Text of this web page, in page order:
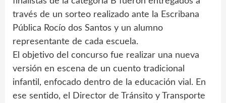
través de un sorteo realizado ante la Escribana
Pública Rocío dos Santos y un alumno
representante de cada escuela.
El objetivo del concurso fue realizar una nueva
versión en escena de un cuento tradicional
infantil, enfocado dentro de la educación vial. En
ese sentido, el Director de Tránsito y Transporte